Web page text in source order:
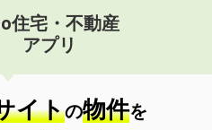
住宅・不動産
アプリ
イトの物件を